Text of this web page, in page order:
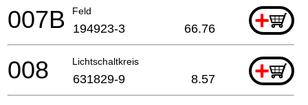
Feld +
007B 194923-3 66.76
Lichtschaltkreis +
008 631829-9 8.57